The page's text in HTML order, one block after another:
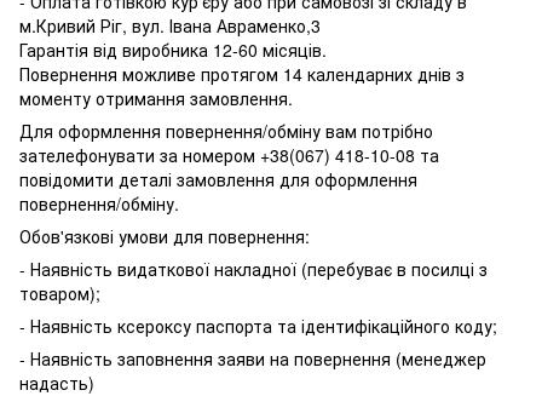
м.Кривий Ріг, вул. Івана Авраменко,3
Гарантія від виробника 12-60 місяців.
Повернення можливе протягом 14 календарних днів з
моменту отримання замовлення.
Для оформлення повернення/обміну вам потрібно
зателефонувати за номером +38(067) 418-10-08 та
повідомити деталі замовлення для оформлення
повернення/обміну.
Обов'язкові умови для повернення:
- Наявність видаткової накладної (перебуває в посилці з
товаром);
- Наявність ксероксу паспорта та ідентифікаційного коду;
- Наявність заповнення заяви на повернення (менеджер
надасть)